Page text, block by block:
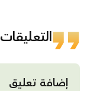
التعليقات
إضافة تعليق